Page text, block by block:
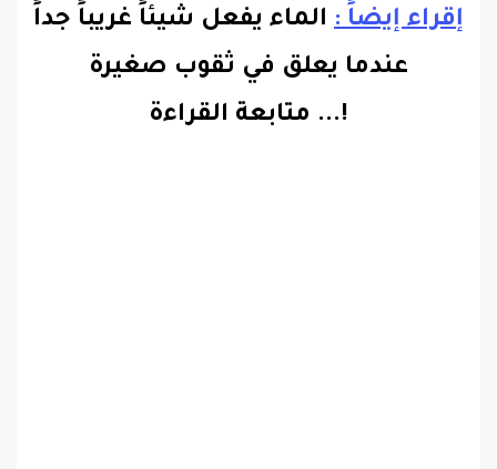
إقراء إيضاً : الماء يفعل شيئاً غريباً جداً
عندما يعلق في ثقوب صغيرة
!.
.. متابعة القراءة